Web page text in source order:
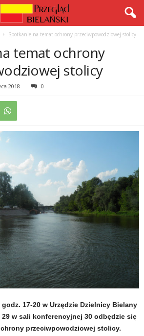
Spotkanie na temat ochrony przeciwpowodziowej stolicy
temat ochrony
stolicy
2018 0
17-20 w Urzędzie Dzielnicy Bielany
w sali konferencyjnej 30 odbędzie się
przeciwpowodziowej stolicy.